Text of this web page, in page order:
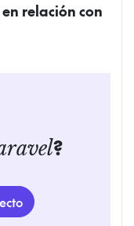
relación con
?